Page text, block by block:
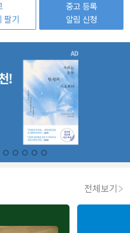
팔기
중고 등록
알림 신청
전체보기